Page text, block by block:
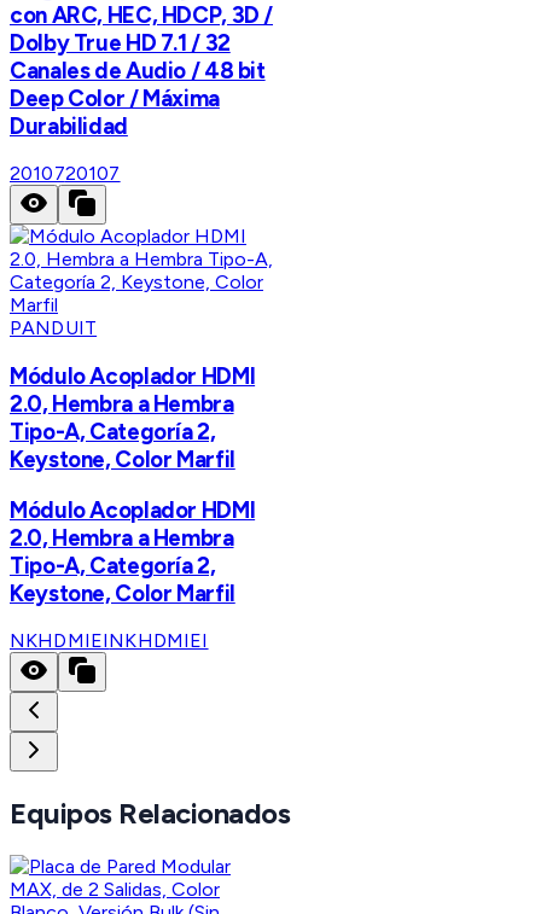
con ARC, HEC, HDCP, 3D /
Dolby True HD 7.1 / 32
Canales de Audio / 48 bit
Deep Color / Máxima
Durabilidad
2010720107
PANDUIT
Módulo Acoplador HDMI
2.0, Hembra a Hembra
Tipo-A, Categoría 2,
Keystone, Color Marfil
Módulo Acoplador HDMI
2.0, Hembra a Hembra
Tipo-A, Categoría 2,
Keystone, Color Marfil
NKHDMIEINKHDMIEI
Equipos Relacionados